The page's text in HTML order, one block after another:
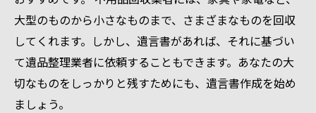
大型のものから小さなものまで、さまざまなものを回収
してくれます。しかし、遺言書があれば、それに基づい
て遺品整理業者に依頼することもできます。あなたの大
切なものをしっかりと残すためにも、遺言書作成を始め
ましょう。